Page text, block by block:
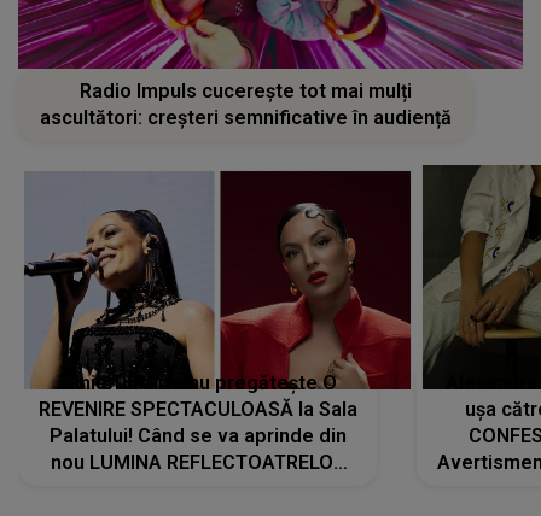
Radio Impuls cucerește tot mai mulți
ascultători: creșteri semnificative în audiență
Tania Turtureanu pregătește O
REVENIRE SPECTACULOASĂ la Sala
Palatului! Când se va aprinde din
nou LUMINA REFLECTOATRELOR
ușa